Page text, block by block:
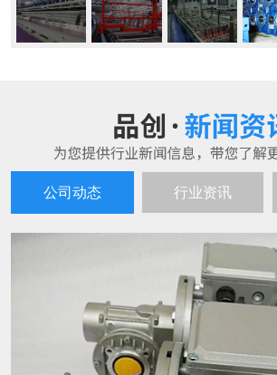
公司动态 行业资讯